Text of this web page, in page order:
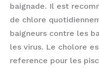
baignade. Il est
de chlore
baigneurs contre les
les virus. Le cholore
reference pour les